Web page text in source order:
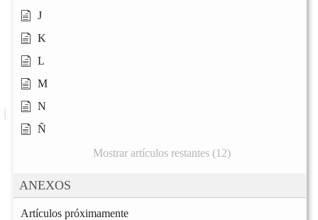
J
K
L
M
N
Ñ
Mostrar artículos restantes (12)
ANEXOS
Artículos próximamente